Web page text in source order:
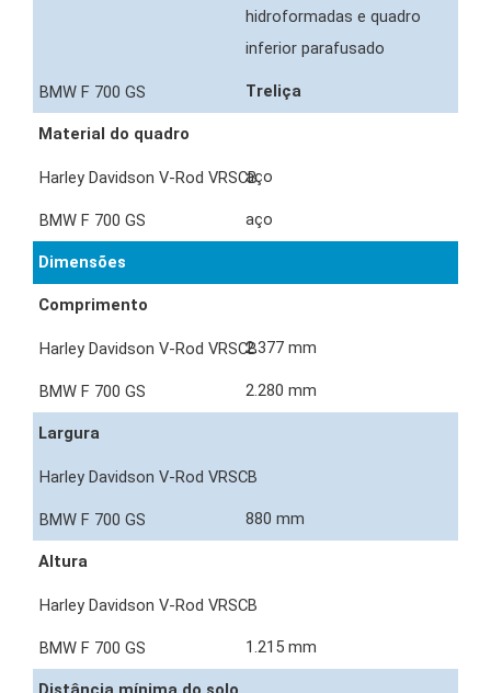
hidroformadas e quadro
inferior parafusado
Treliça
Material do quadro
aço
aço
Dimensões
Comprimento
2.377 mm
2.280 mm
Largura
880 mm
Altura
1.215 mm